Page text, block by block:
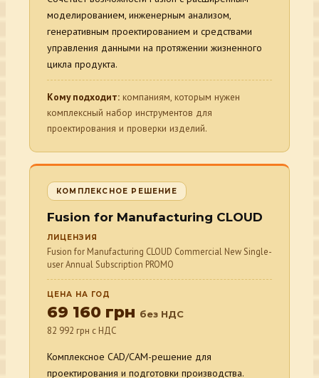
моделированием, инженерным анализом,
генеративным проектированием и средствами
управления данными на протяжении жизненного
цикла продукта.
Кому подходит: компаниям, которым нужен
комплексный набор инструментов для
проектирования и проверки изделий.
КОМПЛЕКСНОЕ РЕШЕНИЕ
Fusion for Manufacturing CLOUD
ЛИЦЕНЗИЯ
Fusion for Manufacturing CLOUD Commercial New Single-
user Annual Subscription PROMO
ЦЕНА НА ГОД
69 160 грн без НДС
82 992 грн с НДС
Комплексное CAD/CAM-решение для
проектирования и подготовки производства.